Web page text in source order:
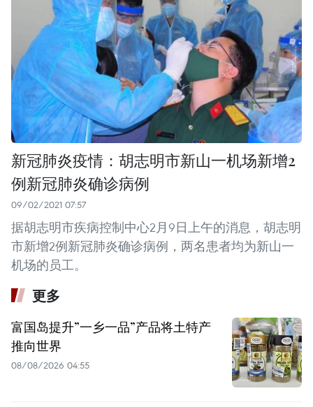
新冠肺炎疫情：胡志明市新山一机场新增2
例新冠肺炎确诊病例
09/02/2021 07:57
据胡志明市疾病控制中心2月9日上午的消息，胡志明
市新增2例新冠肺炎确诊病例，两名患者均为新山一
机场的员工。
更多
富国岛提升”一乡一品”产品将土特产
推向世界
08/08/2026 04:55